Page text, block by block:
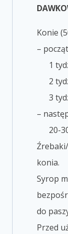
Konie
–
1
2
3
–
20-30
konia.
Syrop
do
Przed